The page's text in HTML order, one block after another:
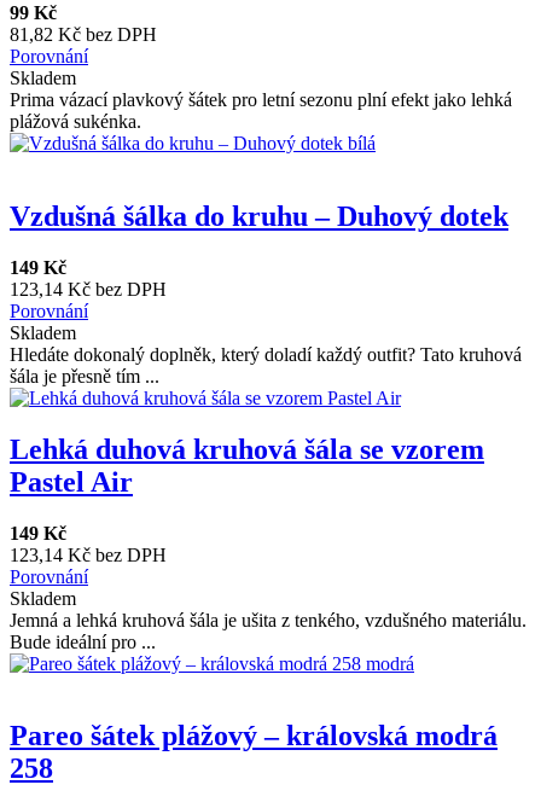
99 Kč
81,82 Kč bez DPH
Porovnání
Skladem
Prima vázací plavkový šátek pro letní sezonu plní efekt jako lehká
plážová sukénka.
Vzdušná šálka do kruhu – Duhový dotek
149 Kč
123,14 Kč bez DPH
Porovnání
Skladem
Hledáte dokonalý doplněk, který doladí každý outfit? Tato kruhová
šála je přesně tím ...
Lehká duhová kruhová šála se vzorem
Pastel Air
149 Kč
123,14 Kč bez DPH
Porovnání
Skladem
Jemná a lehká kruhová šála je ušita z tenkého, vzdušného materiálu.
Bude ideální pro ...
Pareo šátek plážový – královská modrá
258